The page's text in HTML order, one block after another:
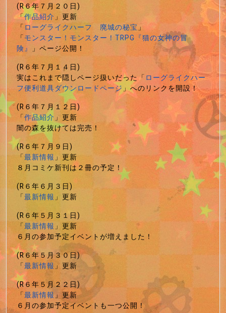
(R６年７月２０日)
「作品紹介」更新
「ローグライクハーフ 廃城の秘宝」
「モンスター！モンスター！TRPG『猫の女神の冒
険』 」ページ公開！
(R６年７月１４日)
実はこれまで隠しページ扱いだった「ローグライクハー
フ便利道具ダウンロードページ」へのリンクを開設！
(R６年７月１２日)
「作品紹介」更新
闇の森を抜けては完売！
(R６年７月９日)
「最新情報」更新
８月コミケ新刊は２冊の予定！
(R６年６月３日)
「最新情報」更新
(R６年５月３１日)
「最新情報」更新
６月の参加予定イベントが増えました！
(R６年５月３０日)
「最新情報」更新
(R６年５月２２日)
「最新情報」更新
６月の参加予定イベントも一つ公開！